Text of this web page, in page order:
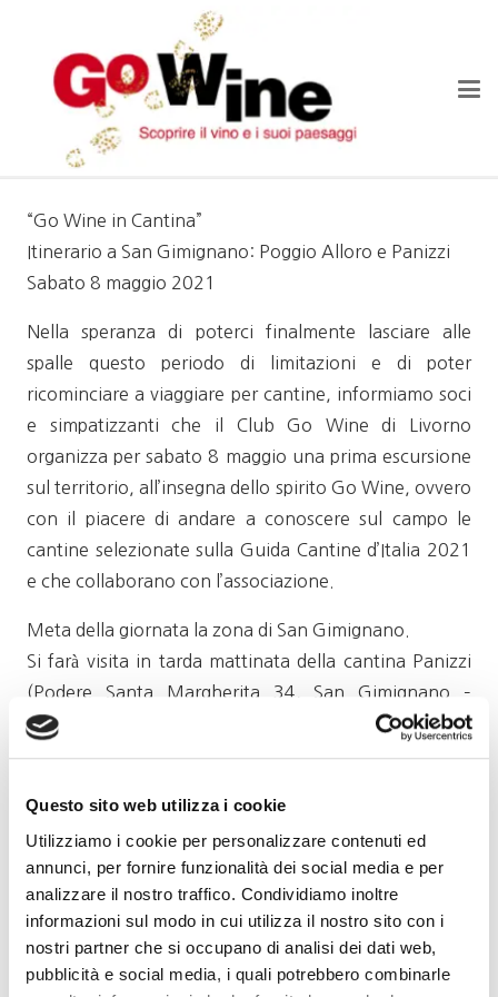
Questo sito web utilizza i cookie
Utilizziamo i cookie per personalizzare contenuti ed
annunci, per fornire funzionalità dei social media e per
analizzare il nostro traffico. Condividiamo inoltre
informazioni sul modo in cui utilizza il nostro sito con i
nostri partner che si occupano di analisi dei dati web,
pubblicità e social media, i quali potrebbero combinarle
“Go Wine in Cantina”
Itinerario a San Gimignano: Poggio Alloro e Panizzi
Sabato 8 maggio 2021
Nella speranza di poterci finalmente lasciare alle
spalle questo periodo di limitazioni e di poter
ricominciare a viaggiare per cantine, informiamo soci
e simpatizzanti che il Club Go Wine di Livorno
organizza per sabato 8 maggio una prima escursione
sul territorio, all’insegna dello spirito Go Wine, ovvero
con il piacere di andare a conoscere sul campo le
cantine selezionate sulla Guida Cantine d’Italia 2021
e che collaborano con l’associazione.
Meta della giornata la zona di San Gimignano.
Si farà visita in tarda mattinata della cantina Panizzi
(Podere Santa Margherita 34, San Gimignano –
www.panizzi.it), che costituisce una delle più
affidabili e apprezzate realtà nel comprensorio di San
5 ettari della Vigna Margherita, vero e proprio cru di
vernaccia, che, soprattutto nella versione Riserva, sa
reggere il tempo come un grande rosso e contribuisce
comunicare i grandi bianchi italiani. Dopo la visita alla
cantina e ai vigneti la degustazione e un pranzo